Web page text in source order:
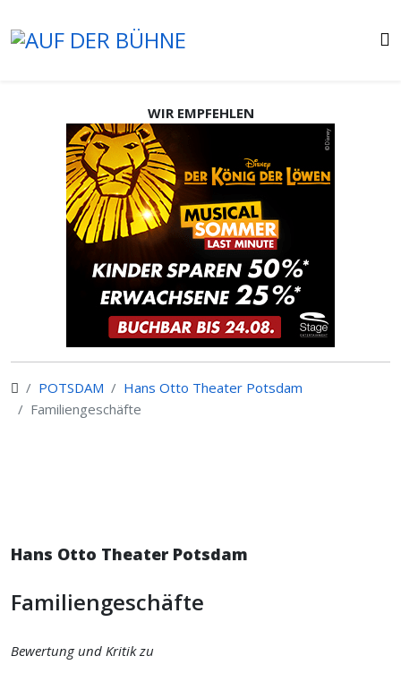
WIR EMPFEHLEN
POTSDAM
Hans Otto Theater Potsdam
Familiengeschäfte
Hans Otto Theater Potsdam
Familiengeschäfte
Bewertung und Kritik zu